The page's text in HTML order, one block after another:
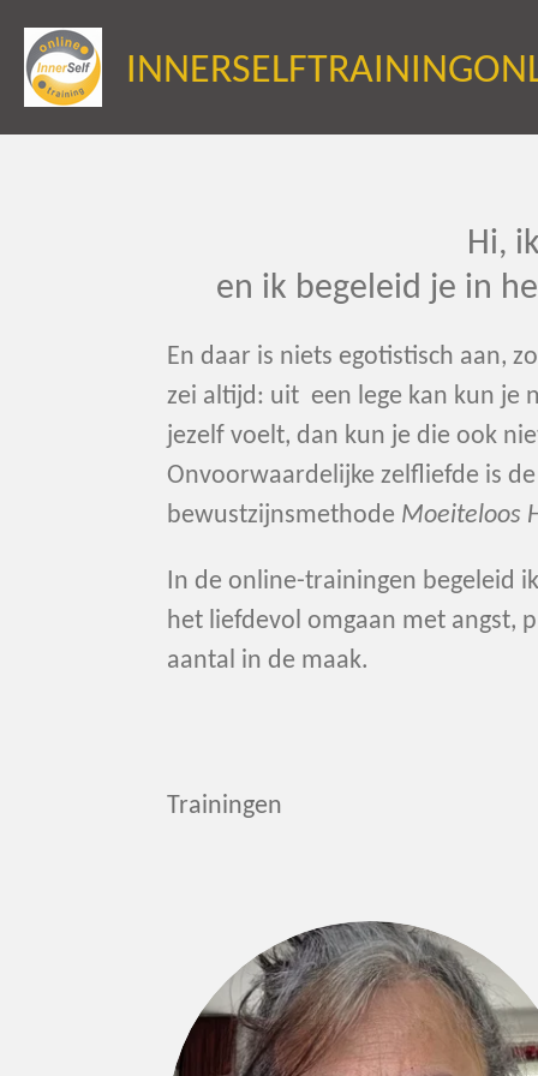
Ga
direct
naar
Hi,
en ik begeleid je in
En daar is niets egotistisch aan,
zei altijd: uit een lege kan kun je
jezelf voelt, dan kun je die ook
Onvoorwaardelijke zelfliefde is
bewustzijnsmethode Moeiteloos
In de online-trainingen begeleid
het liefdevol omgaan met angst,
aantal in de maak.
Trainingen